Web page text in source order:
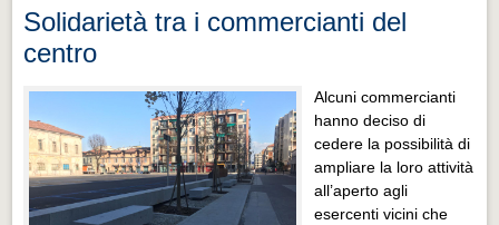
Solidarietà tra i commercianti del
centro
Alcuni commercianti
hanno deciso di
cedere la possibilità di
ampliare la loro attività
all’aperto agli
esercenti vicini che